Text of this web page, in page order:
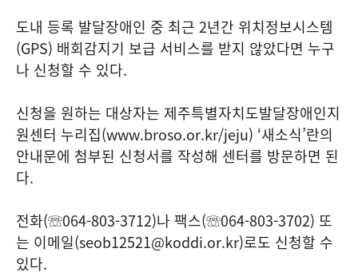
도내 등록 발달장애인 중 최근 2년간 위치정보시스템
(GPS) 배회감지기 보급 서비스를 받지 않았다면 누구
나 신청할 수 있다.
신청을 원하는 대상자는 제주특별자치도발달장애인지
원센터 누리집(www.broso.or.kr/jeju) ‘새소식’란의
안내문에 첨부된 신청서를 작성해 센터를 방문하면 된
다.
전화(☏064-803-3712)나 팩스(☏064-803-3702) 또
는 이메일(seob12521@koddi.or.kr)로도 신청할 수
있다.